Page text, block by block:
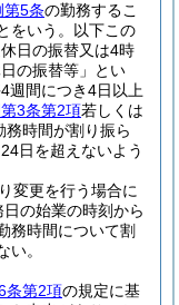
第5条の勤務するこ
をいう。以下この
日の振替又は4時
の振替等」とい
週間につき4日以上
3条第2項若しくは
務時間が割り振ら
日を超えないよう
変更を行う場合に
の始業の時刻から
務時間について割
い。
条第2項の規定に基